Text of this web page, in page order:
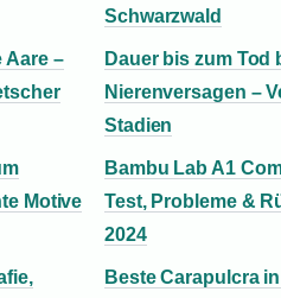
Schwarzwald
Aare –
Dauer bis zum Tod
Nierenversagen –
Stadien
Motive
Bambu Lab A1
Test, Probleme &
2024
Beste Carapulcra